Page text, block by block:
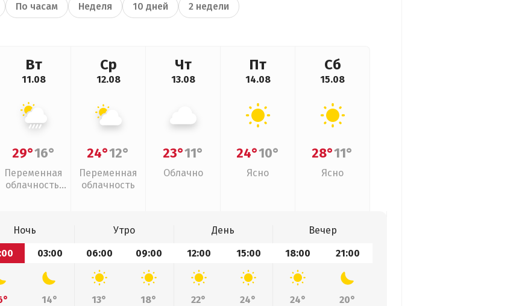
По часам Неделя 10 дней 2 недели
Вт
11.08
29°16°
Переменная
облачность,
Ср
12.08
24°12°
Переменная
облачность
Чт
13.08
23°11°
Облачно
Пт
14.08
24°10°
Ясно
Сб
15.08
28°11°
Ясно
Ночь Утро День
Вечер
03:00 06:00 09:00 12:00 15:00 18:00 21:00
14° 13° 18° 22° 24° 24°
20°